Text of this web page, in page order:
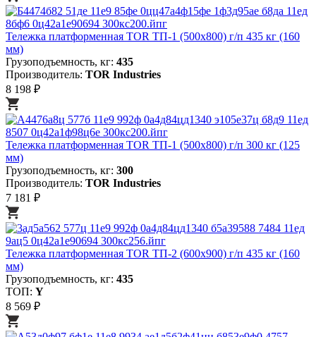
Тележка платформенная TOR ТП-1 (500х800) г/п 435 кг (160
мм)
Грузоподъемность, кг: 435
Производитель: TOR Industries
8 198 ₽
Тележка платформенная TOR ТП-1 (500х800) г/п 300 кг (125
мм)
Грузоподъемность, кг: 300
Производитель: TOR Industries
7 181 ₽
Тележка платформенная TOR ТП-2 (600х900) г/п 435 кг (160
мм)
Грузоподъемность, кг: 435
ТОП: Y
8 569 ₽